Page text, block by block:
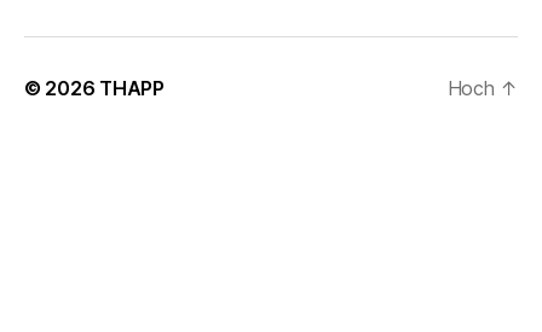
© 2026 THAPP Hoch ↑